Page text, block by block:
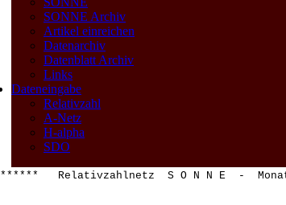
SONNE Archiv
Artikel einreichen
Datenarchiv
Datenblatt Archiv
Links
Dateneingabe
Relativzahl
A-Netz
H-alpha
SDO
****** Relativzahlnetz S O N N E -